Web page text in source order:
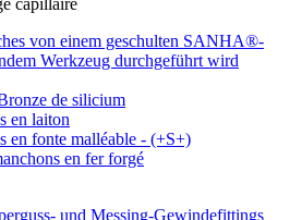
capillaire
de silicium
en laiton
en fonte malléable - (+S+)
en fer forgé